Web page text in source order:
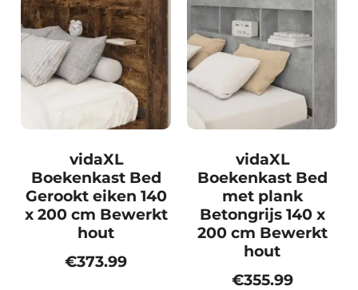
vidaXL
Boekenkast Bed
Gerookt eiken 140
x 200 cm Bewerkt
hout
€373.99
vidaXL
Boekenkast Bed
met plank
Betongrijs 140 x
200 cm Bewerkt
hout
€355.99